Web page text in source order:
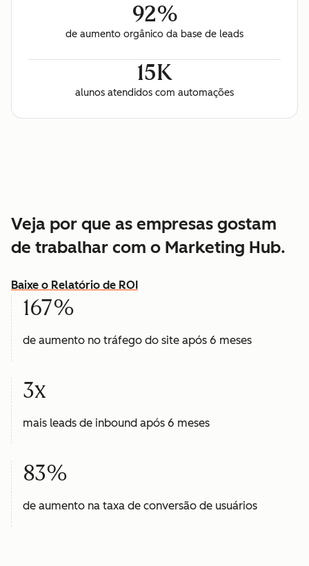
92%
de aumento orgânico da base de leads
15K
alunos atendidos com automações
Veja por que as empresas gostam
de trabalhar com o Marketing Hub.
Baixe o Relatório de ROI
167%
de aumento no tráfego do site após 6 meses
3x
mais leads de inbound após 6 meses
83%
de aumento na taxa de conversão de usuários